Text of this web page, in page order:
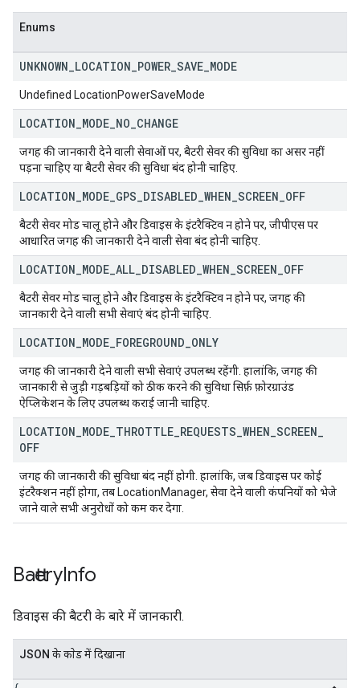
Enums
UNKNOWN LOCATION POWER SAVE MODE
Undefined LocationPowerSaveMode
LOCATION MODE NO CHANGE
जगह की जानकारी देने वाली सेवाओं पर, बैटरी सेवर की सुविधा का असर नहीं
पड़ना चाहिए या बैटरी सेवर की सुविधा बंद होनी चाहिए.
LOCATION MODE GPS DISABLED WHEN SCREEN OFF
बैटरी सेवर मोड चालू होने और डिवाइस के इंटरैक्टिव न होने पर, जीपीएस पर
आधारित जगह की जानकारी देने वाली सेवा बंद होनी चाहिए.
LOCATION MODE ALL DISABLED WHEN SCREEN OFF
बैटरी सेवर मोड चालू होने और डिवाइस के इंटरैक्टिव न होने पर, जगह की
जानकारी देने वाली सभी सेवाएं बंद होनी चाहिए.
LOCATION MODE FOREGROUND ONLY
जगह की जानकारी देने वाली सभी सेवाएं उपलब्ध रहेंगी. हालांकि, जगह की
जानकारी से जुड़ी गड़बड़ियों को ठीक करने की सुविधा सिर्फ़ फ़ोरग्राउंड
ऐप्लिकेशन के लिए उपलब्ध कराई जानी चाहिए.
LOCATION MODE THROTTLE REQUESTS WHEN SCREEN
OFF
जगह की जानकारी की सुविधा बंद नहीं होगी. हालांकि, जब डिवाइस पर कोई
इंटरैक्शन नहीं होगा, तब LocationManager, सेवा देने वाली कंपनियों को भेजे
जाने वाले सभी अनुरोधों को कम कर देगा.
BatteryInfo
डिवाइस की बैटरी के बारे में जानकारी.
JSON के काेड में दिखाना